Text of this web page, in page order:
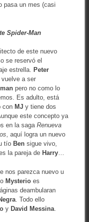
pasa un mes (casi
Spider-Man
de este nuevo
se reservó el
estrella. Peter
a ser
pero no como lo
Es adulto, está
con MJy tiene dos
este concepto ya
en la saga Renueva
, aquí logra un nuevo
tíoBensigue vivo,
la pareja de Harry…
nos parezca nuevo u
Mysterioes
deambularan
. Todo ello
y David Messina.